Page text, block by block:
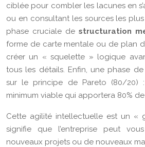
ciblée pour combler les lacunes en
ou en consultant les sources les
phase cruciale de structuration
forme de carte mentale ou de plan
créer un « squelette » logique
tous les détails. Enfin, une phase
sur le principe de Pareto (80/20)
minimum viable qui apportera 80%
Cette agilité intellectuelle est un «
signifie que l’entreprise peut
nouveaux projets ou de nouveaux